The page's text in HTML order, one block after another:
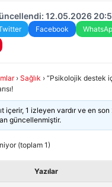
12.05.2026
Facebook
› Sağlık › “Psikolojik destek
içerir, 1 izleyen vardır ve en son
güncellenmiştir.
(toplam 1)
Yazılar